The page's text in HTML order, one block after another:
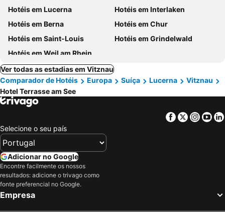
Hotéis em Lucerna
Hotéis em Interlaken
Hotéis em Berna
Hotéis em Chur
Hotéis em Saint-Louis
Hotéis em Grindelwald
Hotéis em Weil am Rhein
Ver todas as estadias em Vitznau
Comparador de Hotéis
Europa Suíça Lucerna
Vitznau
Hotel Terrasse am See
Facebook
Twitter
Selecione o seu país
Adicionar no Google
Encontre facilmente os nossos
resultados: adicione o trivago como
fonte preferencial no Google.
Empresa